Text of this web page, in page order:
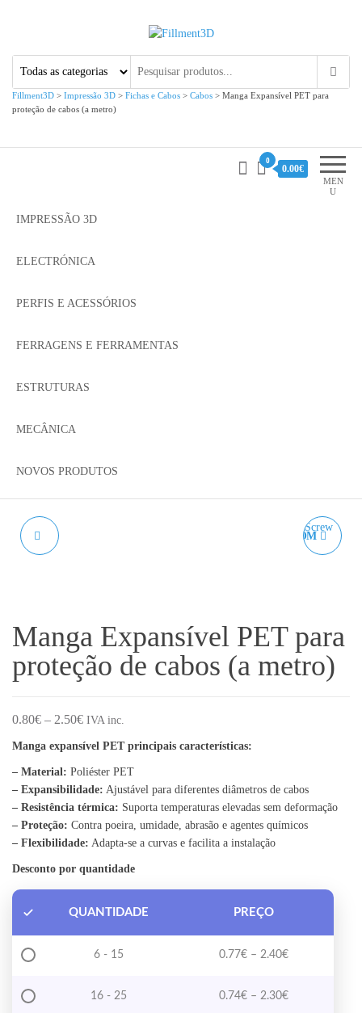
Fillment3D
Fillment3D > Impressão 3D > Fichas e Cabos > Cabos > Manga Expansível PET para
proteção de cabos (a metro)
MEN
U
0
0.00€
IMPRESSÃO 3D
ELECTRÓNICA
PERFIS E ACESSÓRIOS
FERRAGENS E FERRAMENTAS
ESTRUTURAS
MECÂNICA
NOVOS PRODUTOS
BLOCO TR8X8 EM POM
Manga Expansível PET para
proteção de cabos (a metro)
0.80€ – 2.50€Price range: 0.80€ through 2.50€
IVA inc.
Manga expansível PET principais características:
– Material: Poliéster PET
– Expansibilidade: Ajustável para diferentes diâmetros de cabos
– Resistência térmica: Suporta temperaturas elevadas sem deformação
– Proteção: Contra poeira, umidade, abrasão e agentes químicos
– Flexibilidade: Adapta-se a curvas e facilita a instalação
Desconto por quantidade
QUANTIDADE PREÇO
6 - 15 0.77€ – 2.40€Price range:
16 - 25 0.74€ – 2.30€Price range: